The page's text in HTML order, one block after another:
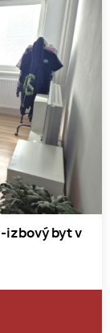
izbový byt v